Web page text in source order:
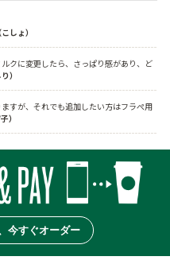
こしょ）
クに変更したら、さっぱり感があり、ど
）
すが、それでも追加したい方はフラぺ用
）
今すぐオーダー